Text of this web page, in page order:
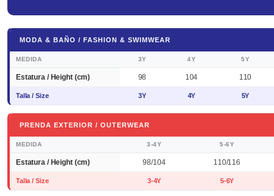
MODA & BAÑO / FASHION & SWIMWEAR
MEDIDA 3Y 4Y 5Y
Estatura / Height (cm) 98 104 110
Talla / Size 3Y 4Y 5Y
PRENDA EXTERIOR / OUTERWEAR
MEDIDA 3-4Y 5-6Y
Estatura / Height (cm) 98/104 110/116
Talla / Size 3-4Y 5-6Y